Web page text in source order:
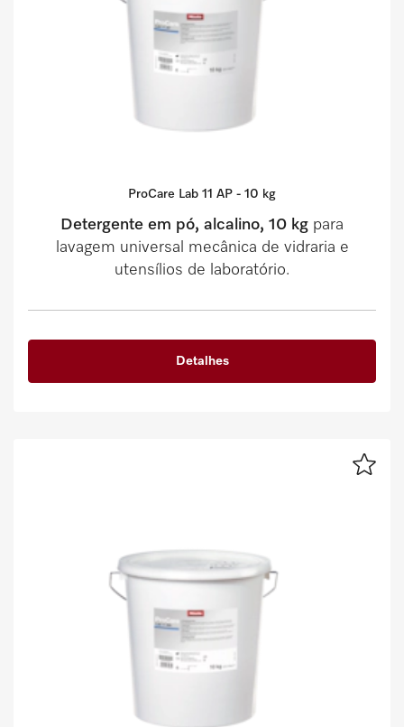
ProCare Lab 11 AP - 10 kg
Detergente em pó, alcalino, 10 kg para
lavagem universal mecânica de vidraria e
utensílios de laboratório.
Detalhes